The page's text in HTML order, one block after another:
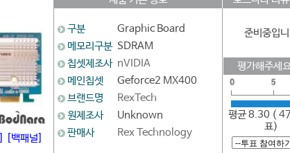
[백패널]
구분
Graphic Board
메모리구분 SDRAM
칩셋제조사 nVIDIA
메인칩셋
Geforce2 MX400
브랜드명
RexTech
원제조사
Unknown
판매사
Rex Technology
준비중입
평가해주세
평균 8.30 (
표)